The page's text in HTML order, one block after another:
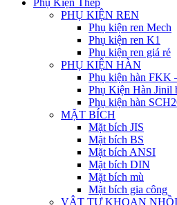
Phụ Kiện Thép
PHỤ KIỆN REN
Phụ kiện ren Mech
Phụ kiện ren K1
Phụ kiện ren giá rẻ
PHỤ KIỆN HÀN
Phụ kiện hàn FKK
Phụ Kiện Hàn Jinil
Phụ kiện hàn
MẶT BÍCH
Mặt bích JIS
Mặt bích BS
Mặt bích ANSI
Mặt bích DIN
Mặt bích mù
Mặt bích gia công
VẬT TƯ KHOAN